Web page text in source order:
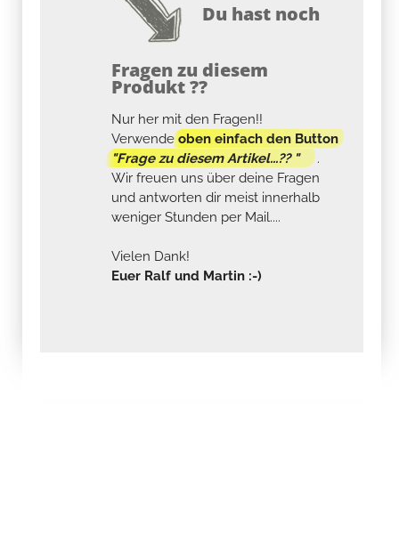
Du hast noch
Fragen zu diesem
Produkt ??
Nur her mit den Fragen!!
Verwendeoben einfach den Button
"Frage zu diesem Artikel...?? "
.
Wir freuen uns über deine Fragen
und antworten dir meist innerhalb
weniger Stunden per Mail....
Vielen Dank!
Euer Ralf und Martin :-)